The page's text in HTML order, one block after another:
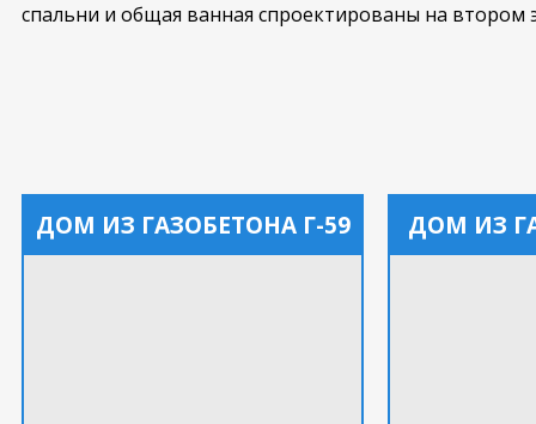
спальни и общая ванная спроектированы на
ДОМ ИЗ ГАЗОБЕТОНА Г-59 ДОМ ИЗ